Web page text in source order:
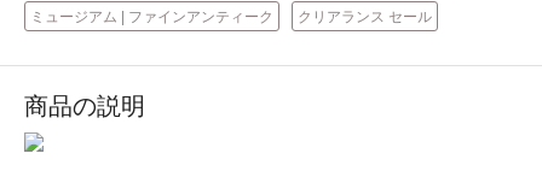
ミュージアム | ファインアンティーク クリアランス セール
商品の説明